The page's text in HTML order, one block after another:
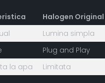
Halogen Original
Lumina simpla
Plug and Play
la apa
Limitata